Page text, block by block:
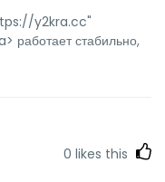
y2kra.cc"
работает стабильно,
0 likes this